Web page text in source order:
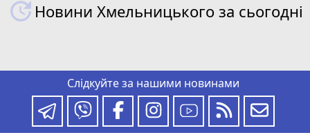
Новини Хмельницького за сьогодні
Слідкуйте за нашими новинами